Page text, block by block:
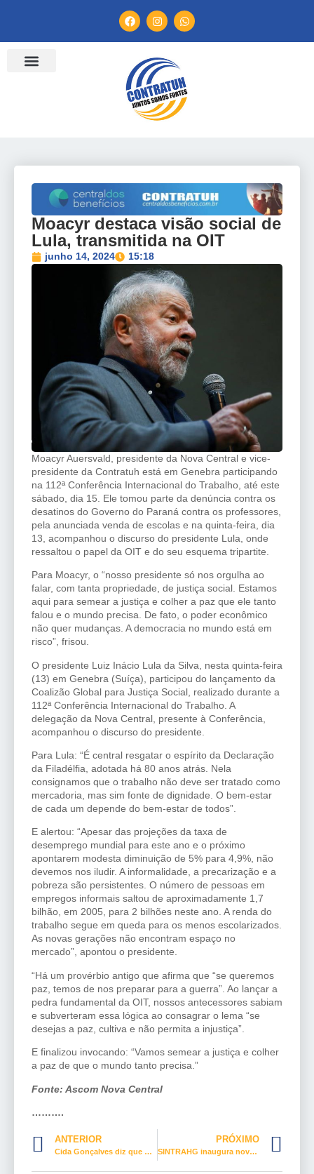
Moacyr destaca visão social de
Lula, transmitida na OIT
junho 14, 2024 15:18
Moacyr Auersvald, presidente da Nova Central e vice-
presidente da Contratuh está em Genebra participando
na 112ª Conferência Internacional do Trabalho, até este
sábado, dia 15. Ele tomou parte da denúncia contra os
desatinos do Governo do Paraná contra os professores,
pela anunciada venda de escolas e na quinta-feira, dia
13, acompanhou o discurso do presidente Lula, onde
ressaltou o papel da OIT e do seu esquema tripartite.
Para Moacyr, o “nosso presidente só nos orgulha ao
falar, com tanta propriedade, de justiça social. Estamos
aqui para semear a justiça e colher a paz que ele tanto
falou e o mundo precisa. De fato, o poder econômico
não quer mudanças. A democracia no mundo está em
risco”, frisou.
O presidente Luiz Inácio Lula da Silva, nesta quinta-feira
(13) em Genebra (Suíça), participou do lançamento da
Coalizão Global para Justiça Social, realizado durante a
112ª Conferência Internacional do Trabalho. A
delegação da Nova Central, presente à Conferência,
acompanhou o discurso do presidente.
Para Lula: “É central resgatar o espírito da Declaração
da Filadélfia, adotada há 80 anos atrás. Nela
consignamos que o trabalho não deve ser tratado como
mercadoria, mas sim fonte de dignidade. O bem-estar
de cada um depende do bem-estar de todos”.
E alertou: “Apesar das projeções da taxa de
desemprego mundial para este ano e o próximo
apontarem modesta diminuição de 5% para 4,9%, não
devemos nos iludir. A informalidade, a precarização e a
pobreza são persistentes. O número de pessoas em
empregos informais saltou de aproximadamente 1,7
bilhão, em 2005, para 2 bilhões neste ano. A renda do
trabalho segue em queda para os menos escolarizados.
As novas gerações não encontram espaço no
mercado”, apontou o presidente.
“Há um provérbio antigo que afirma que “se queremos
paz, temos de nos preparar para a guerra”. Ao lançar a
pedra fundamental da OIT, nossos antecessores sabiam
e subverteram essa lógica ao consagrar o lema “se
desejas a paz, cultiva e não permita a injustiça”.
E finalizou invocando: “Vamos semear a justiça e colher
a paz de que o mundo tanto precisa.”
Fonte: Ascom Nova Central
……….
ANTERIOR
Cida Gonçalves diz que projeto “antiaborto” é inconstitucional
PRÓXIMO
SINTRAHG inaugura nova sede